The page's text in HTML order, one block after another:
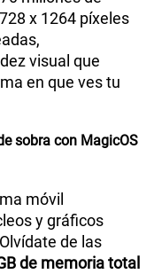
x 1264 píxeles
visual que
en que ves tu
sobra con MagicOS
móvil
y gráficos
de las
de memoria total